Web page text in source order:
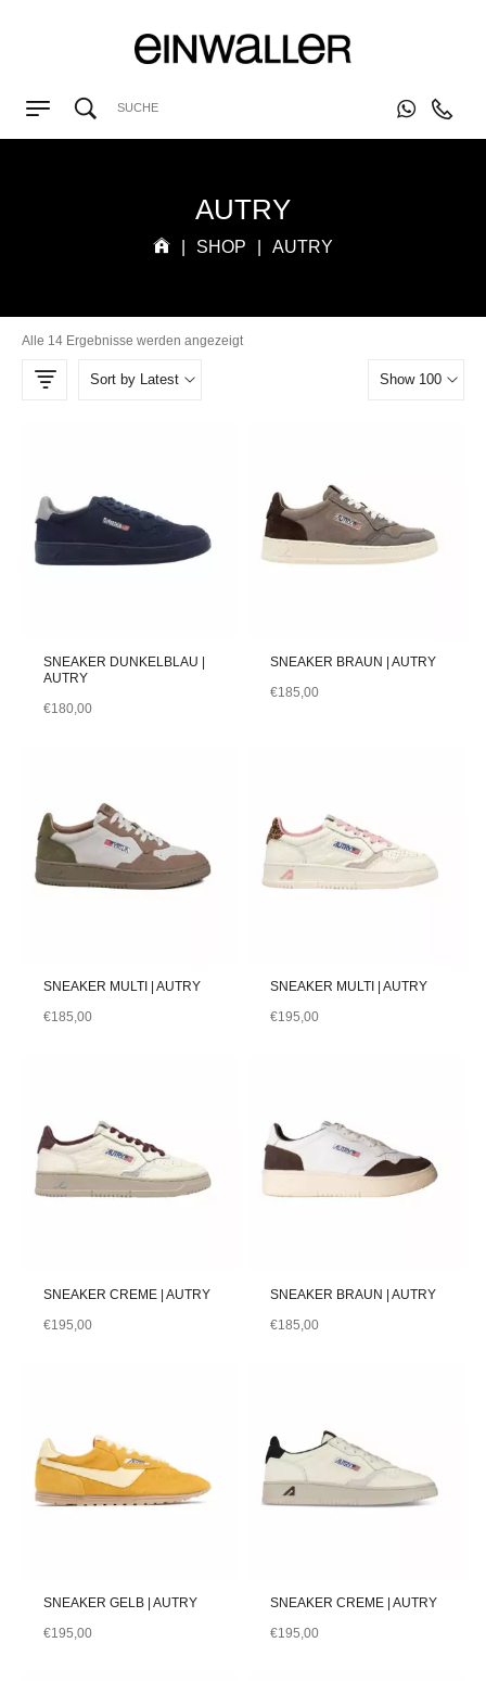
AUTRY
SHOP AUTRY
Alle 14 Ergebnisse werden angezeigt
Sort by Latest Show 100
SNEAKER DUNKELBLAU |
AUTRY
€180,00
SNEAKER BRAUN | AUTRY
€185,00
SNEAKER MULTI | AUTRY
€185,00
SNEAKER MULTI | AUTRY
€195,00
SNEAKER CREME | AUTRY
€195,00
SNEAKER BRAUN | AUTRY
€185,00
SNEAKER GELB | AUTRY
€195,00
SNEAKER CREME | AUTRY
€195,00